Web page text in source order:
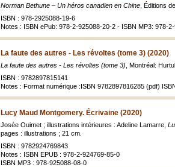
Norman Bethune – Un héros canadien en Chine , Éditions
ISBN : 978-2925088-19-6
Notes : ISBN ePub: 978-2-925088-20-2 - ISBN MP3: 978-
La faute des autres - Les révoltes (tome 3) (2020)
La faute des autres - Les révoltes (tome 3) , Montréal:
ISBN : 9782897815141
Notes : Format numérique :ISBN 9782897816285 (pdf)
Lucy Maud Montgomery. Écrivaine (2020)
Josée Ouimet ; illustrations intérieures : Adeline Lamarre,
pages : illustrations ; 21 cm.
ISBN : 9782924769843
Notes : ISBN EPUB : 978-2-924769-85-0
ISBN MP3 : 978-925088-08-0